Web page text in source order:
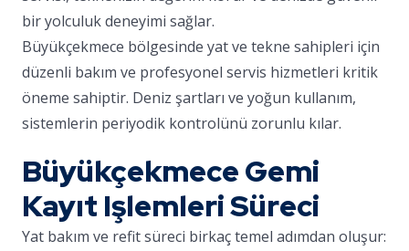
bir yolculuk deneyimi sağlar.
Büyükçekmece bölgesinde yat ve tekne sahipleri için
düzenli bakım ve profesyonel servis hizmetleri kritik
öneme sahiptir. Deniz şartları ve yoğun kullanım,
sistemlerin periyodik kontrolünü zorunlu kılar.
Büyükçekmece Gemi
Kayıt Işlemleri Süreci
Yat bakım ve refit süreci birkaç temel adımdan oluşur: